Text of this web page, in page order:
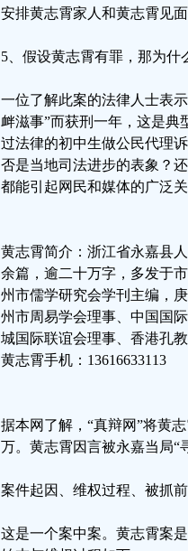
安排黄志霄家人和黄志霄见
5、假设黄志霄有罪，那为
一位了解此案的法律人士表
衅滋事”而获刑一年，这是典
过法律的初中生做公民代理
否是当地司法进步的表象？
都能引起网民和媒体的广泛
黄志霄简介：浙江省永嘉县
余篇，逾二十万字，多发于
州市儒学研究会学刊主编，
州市周易学会理事、中国国
城国际联谊会理事、香港孔
黄志霄手机：13616633113
据本网了解，“真辩网”将黄
万。黄志霄因言被永嘉当局“
案件起因、维权过程、被抓
这是一个案中案。黄志霄案